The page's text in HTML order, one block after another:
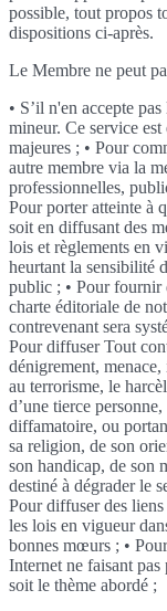
possible, tout propos
dispositions ci-après.
Le Membre ne peut
• S’il n'en accepte
mineur. Ce service
majeures ; • Pour
autre membre via la
professionnelles,
Pour porter atteinte à
soit en diffusant des
lois et règlements en
heurtant la sensibilité
public ; • Pour fournir
charte éditoriale de
contrevenant sera
Pour diffuser Tout
dénigrement,
au terrorisme, le
d’une tierce
diffamatoire, ou
sa religion, de son
son handicap, de son
destiné à dégrader le
Pour diffuser des liens
les lois en vigueur
bonnes mœurs ; •
Internet ne faisant pas
soit le thème abordé ;